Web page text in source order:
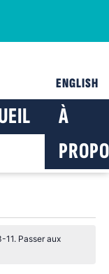
ENGLISH
À
Passer aux